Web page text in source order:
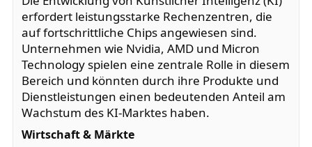
erfordert leistungsstarke Rechenzentren, die
auf fortschrittliche Chips angewiesen sind.
Unternehmen wie Nvidia, AMD und Micron
Technology spielen eine zentrale Rolle in diesem
Bereich und könnten durch ihre Produkte und
Dienstleistungen einen bedeutenden Anteil am
Wachstum des KI-Marktes haben.
Wirtschaft & Märkte